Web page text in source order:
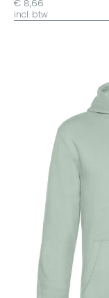
€ 8,66
incl. btw